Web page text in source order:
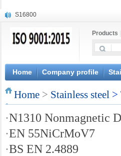
S16800
X20CrMoWV12-1
X6CrNiWNb16-16
1.4945
X3CrNiN18-11
NiCr20TiAl
S132
Products
Home Company profile
Home > Stainless steel >
·N1310 Nonmagnetic
·EN 55NiCrMoV7
·BS EN 2.4889